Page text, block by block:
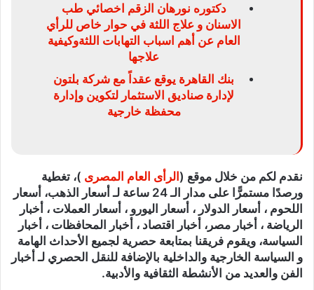
دكتوره نورهان الزقم اخصائي طب
الاسنان و علاج اللثة في حوار خاص للرأي
العام عن أهم اسباب التهابات اللثةوكيفية
علاجها
بنك القاهرة يوقع عقداً مع شركة بلتون
لإدارة صناديق الاستثمار لتكوين وإدارة
محفظة خارجية
نقدم لكم من خلال موقع ( الرأى العام المصرى )، تغطية
ورصدًا مستمرًّا على مدار الـ 24 ساعة لـ أسعار الذهب، أسعار
اللحوم ، أسعار الدولار ، أسعار اليورو ، أسعار العملات ، أخبار
الرياضة ، أخبار مصر، أخبار اقتصاد ، أخبار المحافظات ، أخبار
السياسة، ويقوم فريقنا بمتابعة حصرية لجميع الأحداث الهامة
و السياسة الخارجية والداخلية بالإضافة للنقل الحصري لـ أخبار
الفن والعديد من الأنشطة الثقافية والأدبية.